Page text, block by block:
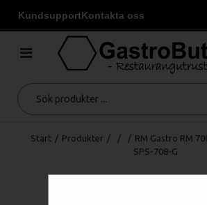
KundsupportKontakta oss
Start / Produkter / / / RM Gastro RM
SPS-708-G